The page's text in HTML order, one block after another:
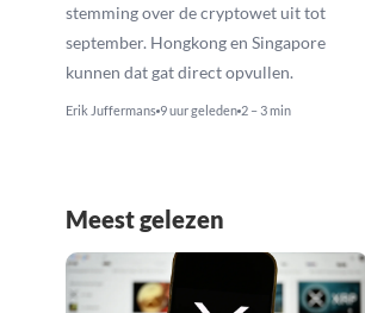
stemming over de cryptowet uit tot
september. Hongkong en Singapore
kunnen dat gat direct opvullen.
Erik Juffermans 9 uur geleden 2 – 3 min
Meest gelezen